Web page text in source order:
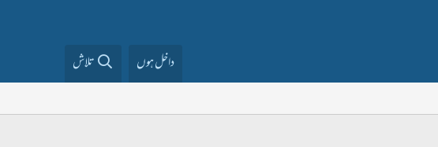
داخل ہوں تلاش